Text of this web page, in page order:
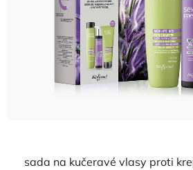
sada na kučeravé vlasy proti